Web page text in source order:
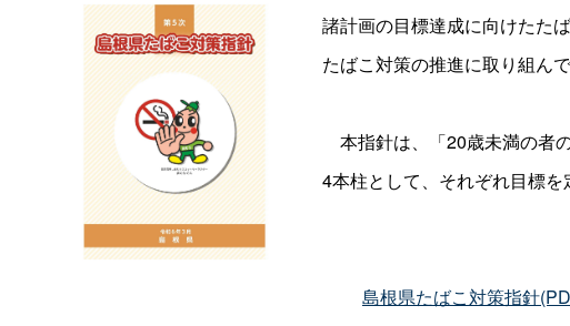
諸計画の目標達成に向けたた
たばこ対策の推進に取り組んで
本指針は、「20歳未満の者
4本柱として、それぞれ目標を
島根県たばこ対策指針